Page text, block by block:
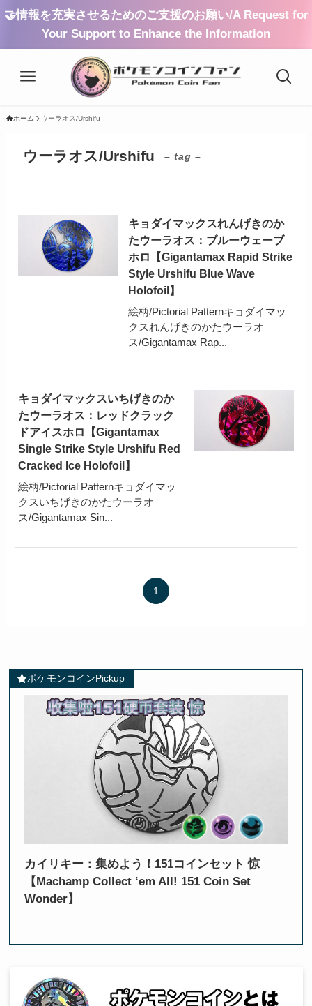
🤝情報を充実させるためのご支援のお願い/A Request for
Your Support to Enhance the Information
ホーム ウーラオス/Urshifu
ウーラオス/Urshifu – tag –
キョダイマックスれんげきのか
たウーラオス：ブルーウェーブ
ホロ【Gigantamax Rapid Strike
Style Urshifu Blue Wave
Holofoil】
絵柄/Pictorial Patternキョダイマッ
クスれんげきのかたウーラオ
ス/Gigantamax Rap...
キョダイマックスいちげきのか
たウーラオス：レッドクラック
ドアイスホロ【Gigantamax
Single Strike Style Urshifu Red
Cracked Ice Holofoil】
絵柄/Pictorial Patternキョダイマッ
クスいちげきのかたウーラオ
ス/Gigantamax Sin...
1
ポケモンコインPickup
カイリキー：集めよう！151コインセット 惊
【Machamp Collect ‘em All! 151 Coin Set
Wonder】